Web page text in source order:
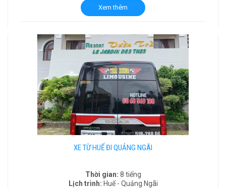
Xem thêm
XE TỪ HUẾ ĐI QUẢNG NGÃI
Thời gian: 8 tiếng
Lịch trình: Huế - Quảng Ngãi